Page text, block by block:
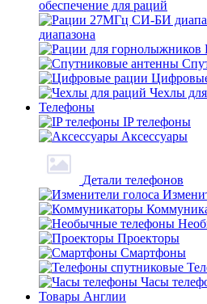
обеспечение для раций
диапазона
Чехлы
Телефоны
IP телефоны
Аксессуары
Детали телефонов
Проекторы
Смартфоны
Часы
Товары Англии